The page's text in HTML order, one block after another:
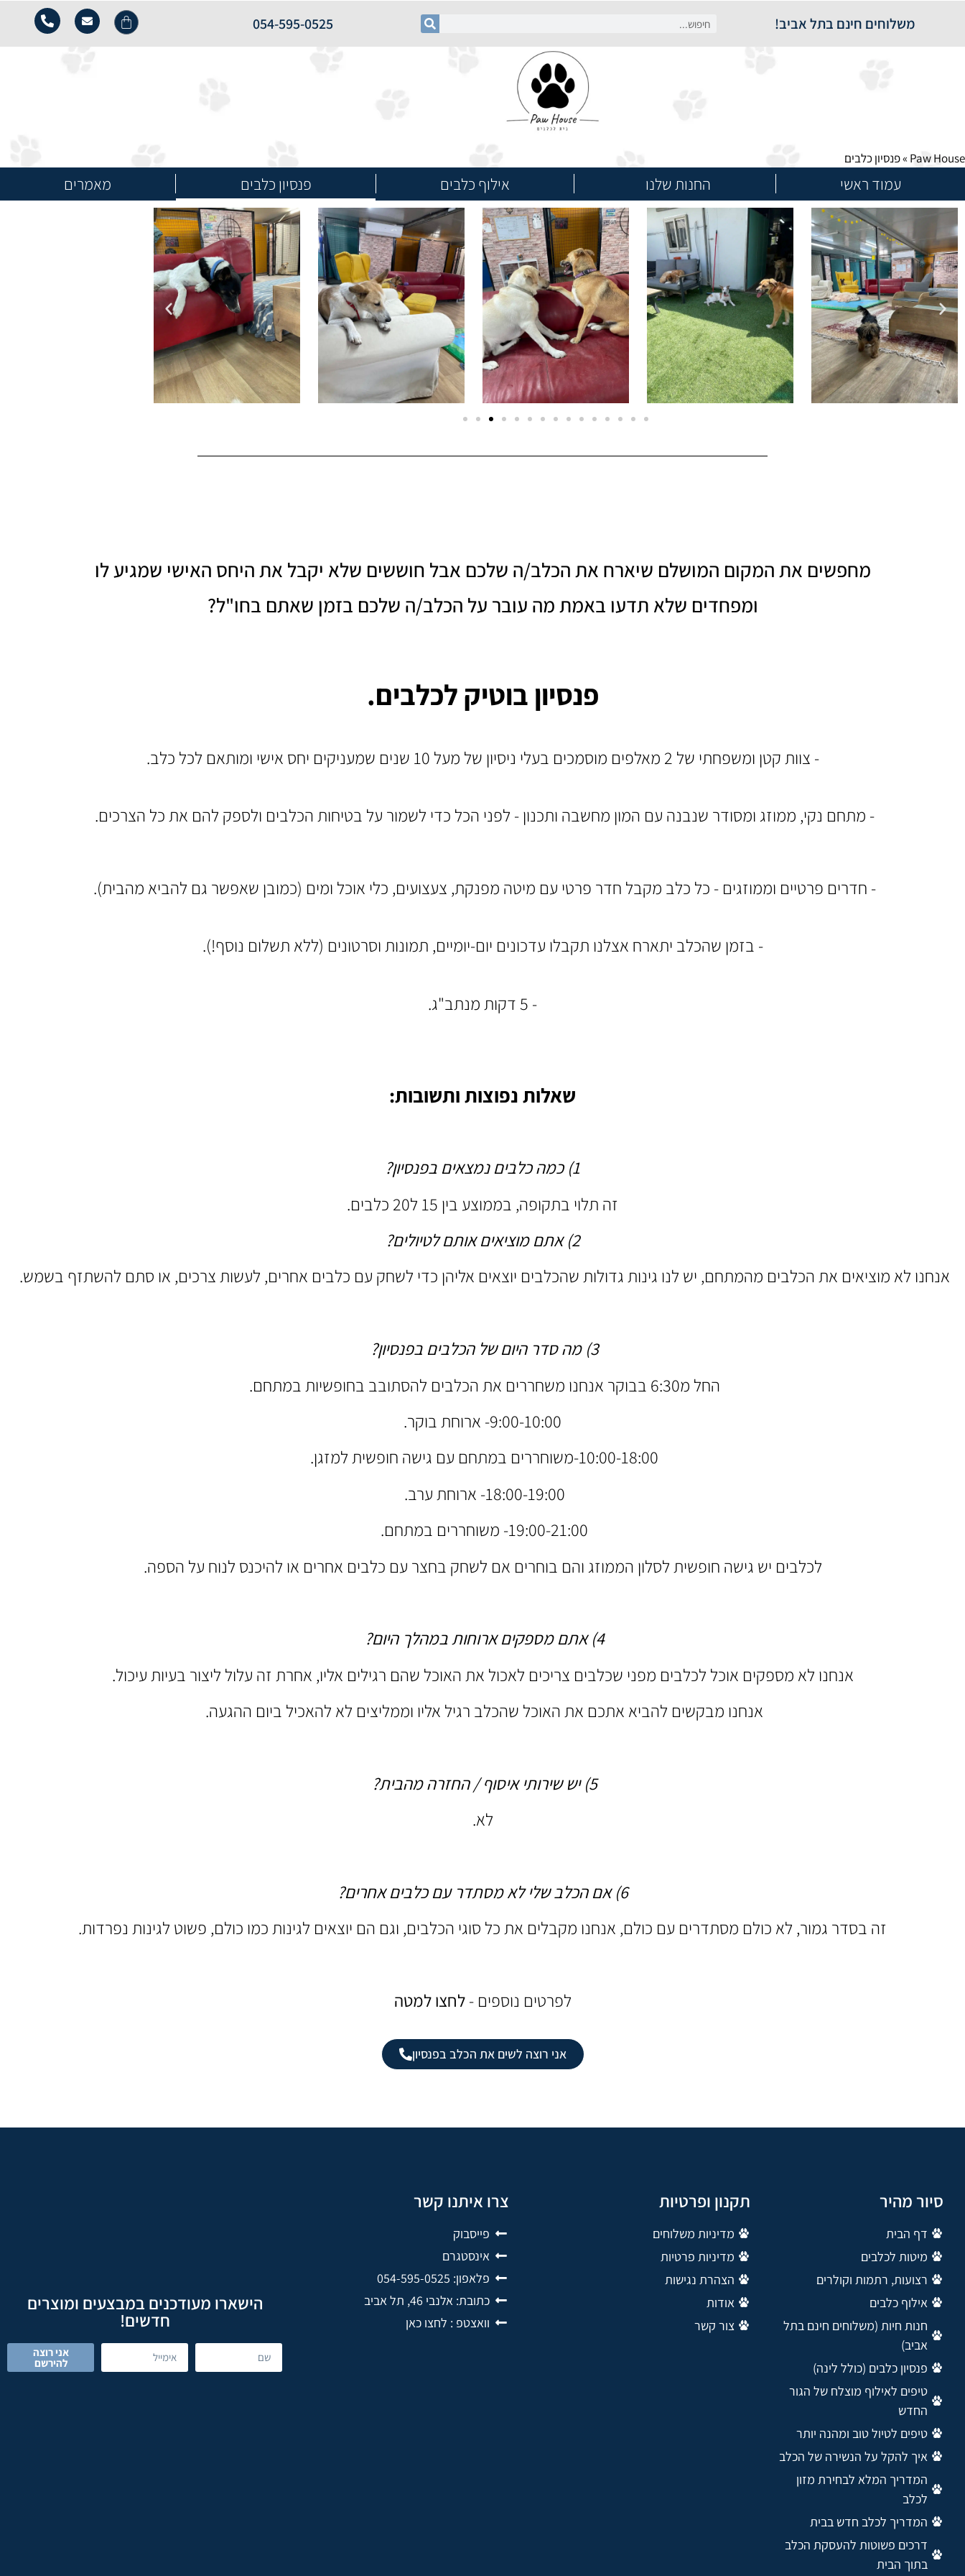
משלוחים חינם בתל אביב! 054-595-0525
Paw House
»פנסיון כלבים
עמוד ראשי החנות שלנו אילוף כלבים פנסיון כלבים מאמרים
מחפשים את המקום המושלם שיארח את הכלב/ה שלכם אבל חוששים שלא יקבל את היחס האישי שמגיע לו
ומפחדים שלא תדעו באמת מה עובר על הכלב/ה שלכם בזמן שאתם בחו"ל?
פנסיון בוטיק לכלבים.
- צוות קטן ומשפחתי של 2 מאלפים מוסמכים בעלי ניסיון של מעל 10 שנים שמעניקים יחס אישי ומותאם לכל כלב.
- מתחם נקי, ממוזג ומסודר שנבנה עם המון מחשבה ותכנון - לפני הכל כדי לשמור על בטיחות הכלבים ולספק להם את כל הצרכים.
- חדרים פרטיים וממוזגים - כל כלב מקבל חדר פרטי עם מיטה מפנקת, צעצועים, כלי אוכל ומים (כמובן שאפשר גם להביא מהבית).
- בזמן שהכלב יתארח אצלנו תקבלו עדכונים יום-יומיים, תמונות וסרטונים (ללא תשלום נוסף!).
- 5 דקות מנתב"ג.
שאלות נפוצות ותשובות:
1) כמה כלבים נמצאים בפנסיון?
זה תלוי בתקופה, בממוצע בין 15 ל20 כלבים.
2) אתם מוציאים
אותם לטיולים?
אנחנו לא מוציאים את הכלבים מהמתחם, יש לנו גינות גדולות שהכלבים יוצאים אליהן כדי לשחק עם כלבים אחרים, לעשות צרכים, או סתם להשתזף בשמש.
3) מה סדר היום של הכלבים בפנסיון?
החל מ6:30 בבוקר אנחנו משחררים את הכלבים להסתובב בחופשיות במתחם.
9:00-10:00- ארוחת בוקר.
10:00-18:00-משוחררים במתחם עם גישה חופשית למזגן.
18:00-19:00- ארוחת ערב.
19:00-21:00- משוחררים במתחם.
לכלבים יש גישה חופשית לסלון הממוזג והם בוחרים אם לשחק בחצר עם כלבים אחרים או להיכנס לנוח על הספה.
4) אתם מספקים ארוחות במהלך היום?
אנחנו לא מספקים אוכל לכלבים מפני שכלבים צריכים לאכול את האוכל שהם רגילים אליו, אחרת זה עלול ליצור בעיות עיכול.
אנחנו מבקשים להביא אתכם את האוכל שהכלב רגיל אליו וממליצים לא להאכיל ביום ההגעה.
5) יש שירותי איסוף / החזרה מהבית?
לא.
6) אם הכלב שלי לא מסתדר עם כלבים אחרים?
זה בסדר גמור, לא כולם מסתדרים עם כולם, אנחנו מקבלים את כל סוגי הכלבים, וגם הם יוצאים לגינות כמו כולם, פשוט לגינות נפרדות.
לפרטים נוספים -לחצו למטה
אני רוצה לשים את הכלב בפנסיון
סיור מהיר
דף הבית
מיטות לכלבים
רצועות, רתמות וקולרים
אילוף כלבים
חנות חיות (משלוחים חינם בתל
אביב)
פנסיון כלבים (כולל לינה)
טיפים לאילוף מוצלח של הגור
החדש
טיפים לטיול טוב ומהנה יותר
איך להקל על הנשירה של הכלב
המדריך המלא לבחירת מזון
לכלב
המדריך לכלב חדש בבית
דרכים פשוטות להעסקת הכלב
בתוך הבית
תקנון ופרטיות
מדיניות משלוחים
מדיניות פרטיות
הצהרת נגישות
אודות
צור קשר
צרו איתנו קשר
פייסבוק
אינסטגרם
פלאפון: 054-595-0525
כתובת: אלנבי 46, תל אביב
וואצטפ : לחצו כאן
הישארו מעודכנים במבצעים ומוצרים
חדשים!
אני רוצה
להירשם